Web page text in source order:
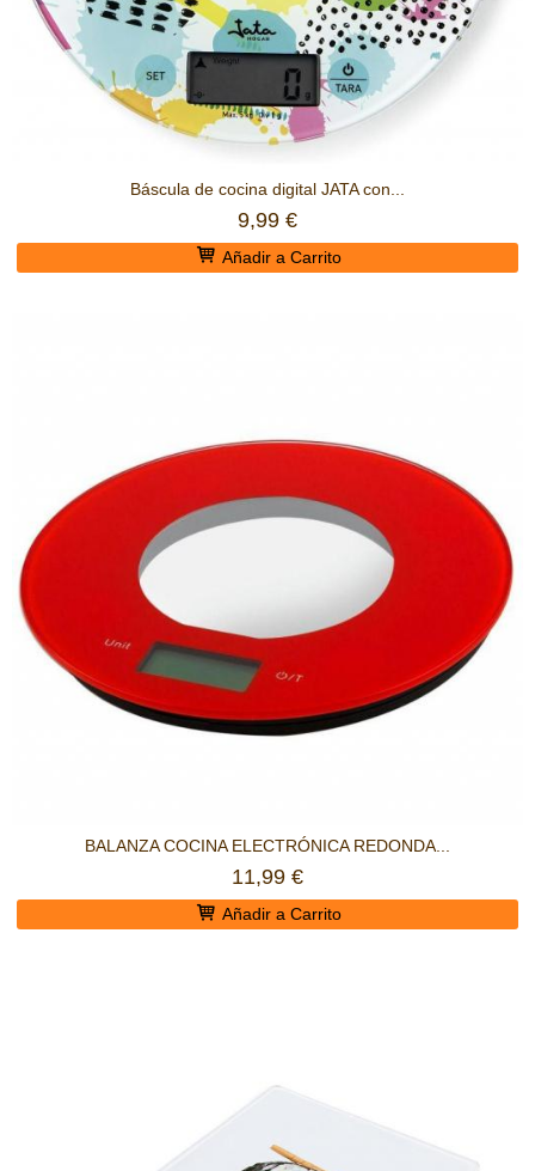
Báscula de cocina digital JATA con...
9,99 €
Añadir a Carrito
BALANZA COCINA ELECTRÓNICA REDONDA...
11,99 €
Añadir a Carrito